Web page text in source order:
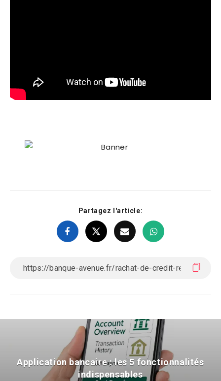
Partagez l'article:
Application bancaire : les 5 fonctionnalités
indispensables